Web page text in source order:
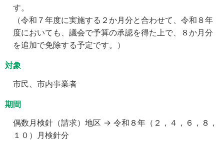
す。
（令和７年度に実施する２か月分と合わせて、令和８年
度においても、議会で予算の承認を得た上で、８か月分
を追加で免除する予定です。）
対象
市民、市内事業者
期間
偶数月検針（請求）地区 → 令和８年（２，４，６，８，
１０）月検針分